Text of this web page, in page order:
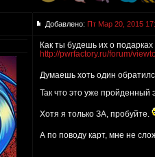
Добавлено: Пт Мар 20, 2015
Как ты будешь их о
http://pwrfactory.ru/forum/
Думаешь хоть один
Так что это уже пройденный
Хотя я только ЗА, пробуйте.
А по поводу карт, мне не